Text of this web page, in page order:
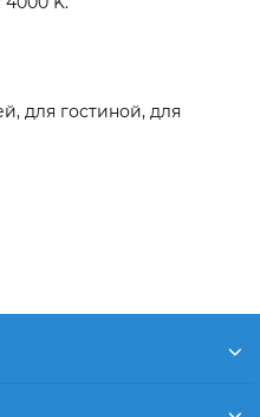
для гостиной, для